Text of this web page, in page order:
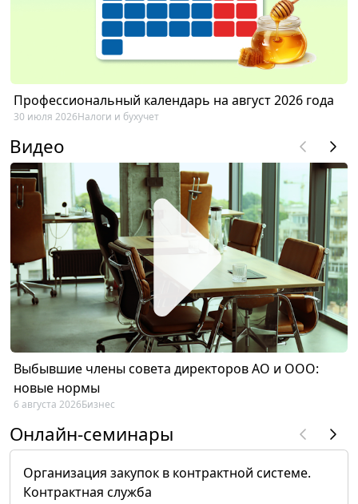
Профессиональный календарь на август 2026 года
30 июля 2026Налоги и бухучет
Видео
Выбывшие члены совета директоров АО и ООО:
новые нормы
6 августа 2026Бизнес
Онлайн-семинары
Организация закупок в контрактной системе.
Контрактная служба